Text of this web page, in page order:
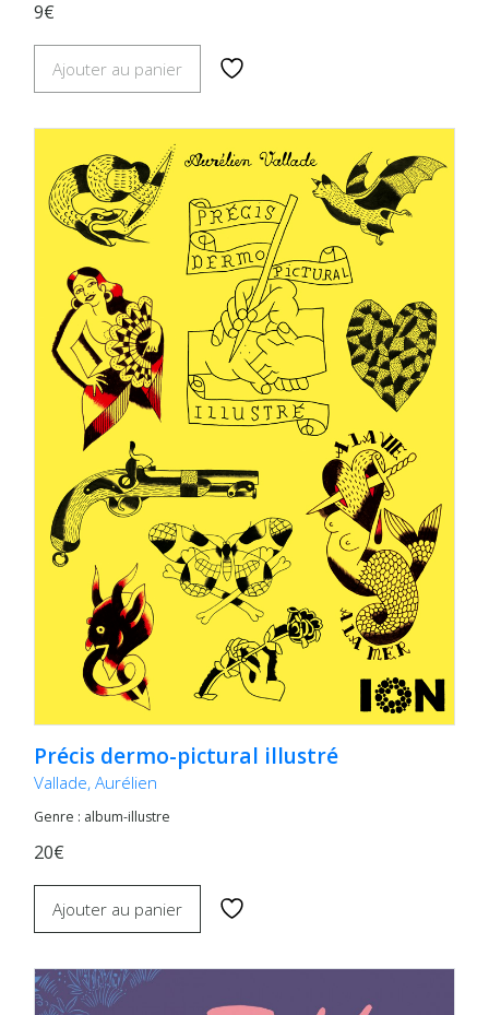
9€
Ajouter au panier
Précis dermo-pictural illustré
Vallade, Aurélien
Genre : album-illustre
20€
Ajouter au panier